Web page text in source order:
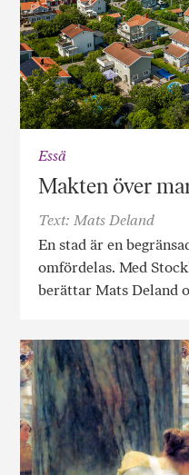
Essä
Makten över
Text: Mats Deland
En stad är en
omfördelas. Med
berättar Mats Deland